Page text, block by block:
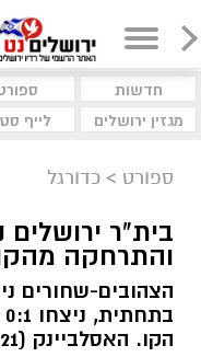
חדשות
מגזין ירושלים
לייף
ספורט > כדורגל
בית"ר
והתרחקה
הצהובים-שחורים
הקו. האסלביינק (21) כבש